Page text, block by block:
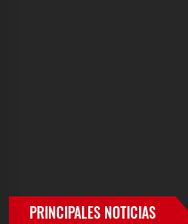
PRINCIPALES NOTICIAS